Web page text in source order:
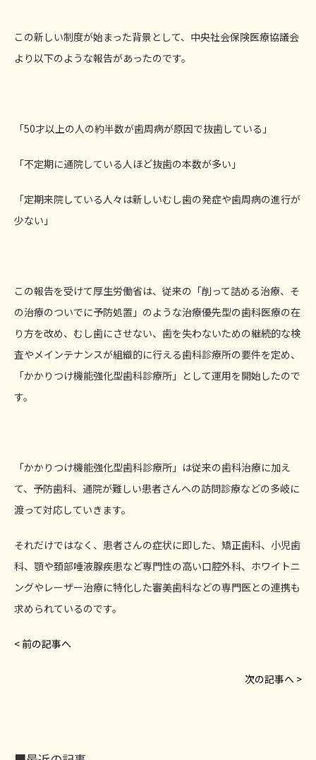
この新しい制度が始まった背景として、中央社会保険医療協議会
より以下のような報告があったのです。
「50才以上の人の約半数が歯周病が原因で抜歯している」
「不定期に通院している人ほど抜歯の本数が多い」
「定期来院している人々は新しいむし歯の発症や歯周病の進行が
少ない」
この報告を受けて厚生労働省は、従来の「削って詰める治療、そ
の治療のついでに予防処置」のような治療優先型の歯科医療の在
り方を改め、むし歯にさせない、歯を失わないための継続的な検
査やメインテナンスが組織的に行える歯科診療所の要件を定め、
「かかりつけ機能強化型歯科診療所」として運用を開始したので
す。
「かかりつけ機能強化型歯科診療所」は従来の歯科治療に加え
て、予防歯科、通院が難しい患者さんへの訪問診療などの多岐に
渡って対応していきます。
それだけではなく、患者さんの症状に即した、矯正歯科、小児歯
科、顎や頚部唾液腺疾患など専門性の高い口腔外科、ホワイトニ
ングやレーザー治療に特化した審美歯科などの専門医との連携も
求められているのです。
< 前の記事へ
次の記事へ >